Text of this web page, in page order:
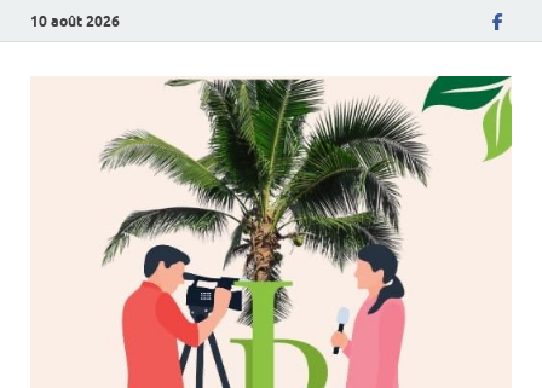
10 août 2026